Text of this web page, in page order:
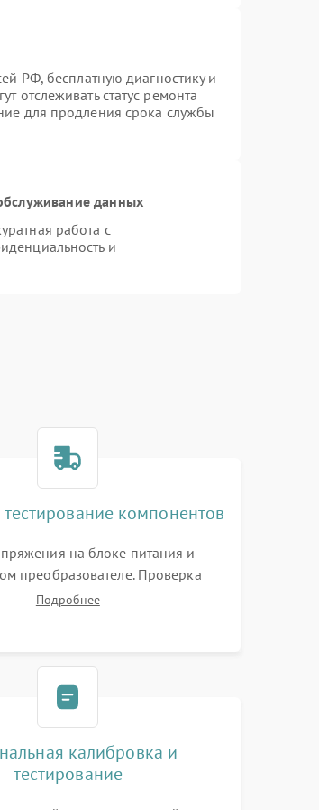
РФ, бесплатную диагностику и
отслеживать статус ремонта
для продления срока службы
данных
работа с
и
тестирование компонентов
на блоке питания и
преобразователе. Проверка
преобразователя (ЭОП)
Подробнее
калибровка и
тестирование